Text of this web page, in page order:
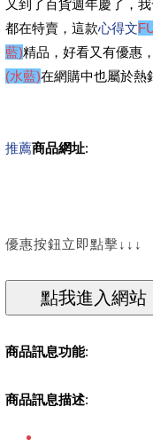
又到了百貨週年慶了，
都在特賣，這款心得文
藍)精品，好看又有優惠，
(水藍)在網購中也屬於熱
推薦商品網址:
優惠按鈕立即點擊↓↓↓
商品訊息功能:
商品訊息描述: